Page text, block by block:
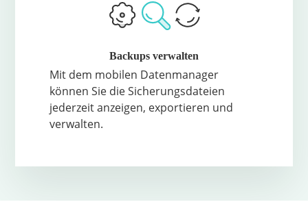
Videoanleitung
Backups verwalten
Mit dem mobilen Datenmanager
können Sie die Sicherungsdateien
jederzeit anzeigen, exportieren und
verwalten.